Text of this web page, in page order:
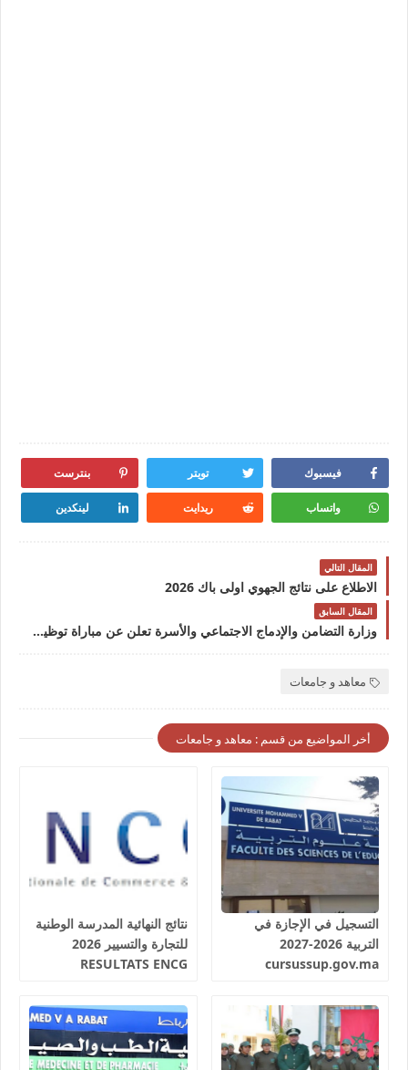
فيسبوك تويتر بنترست
واتساب ريدايت لينكدين
المقال التالي
الاطلاع على نتائج الجهوي اولى باك 2026
المقال السابق
وزارة التضامن والإدماج الاجتماعي والأسرة تعلن عن مباراة توظيف 30 منصب آخر أجل 21 يوليوز 2026
معاهد و جامعات
أخر المواضيع من قسم : معاهد و جامعات
التسجيل في الإجازة في
التربية 2026-2027
cursussup.gov.ma
نتائج النهائية المدرسة الوطنية
للتجارة والتسيير 2026
RESULTATS ENCG